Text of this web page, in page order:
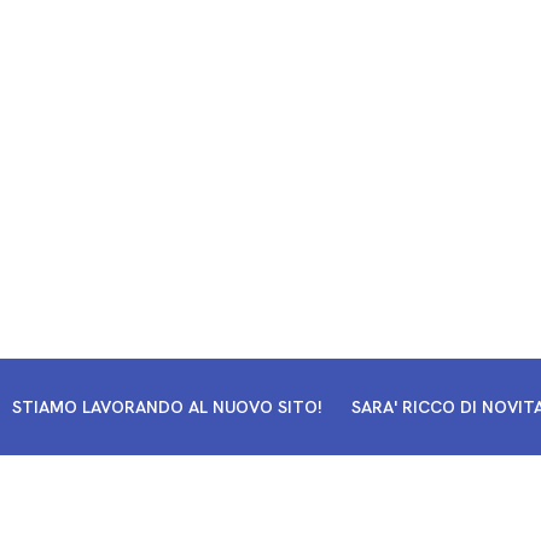
STIAMO LAVORANDO AL NUOVO SITO! SARA' RICCO DI